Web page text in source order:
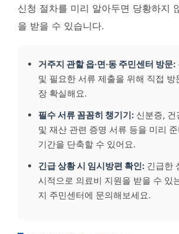
신청 절차를 미리 알아두면 당황하지
을 받을 수 있습니다.
거주지 관할 읍·면·동 주민센터 방문:
및 필요한 서류 제출을 위해 직접 방
장 확실해요.
필수 서류 꼼꼼히 챙기기: 신분증, 건
및 재산 관련 증명 서류 등을 미리
기간을 단축할 수 있어요.
긴급 상황 시 임시방편 확인: 긴급한
시적으로 의료비 지원을 받을 수 있
지 주민센터에 문의해보세요.